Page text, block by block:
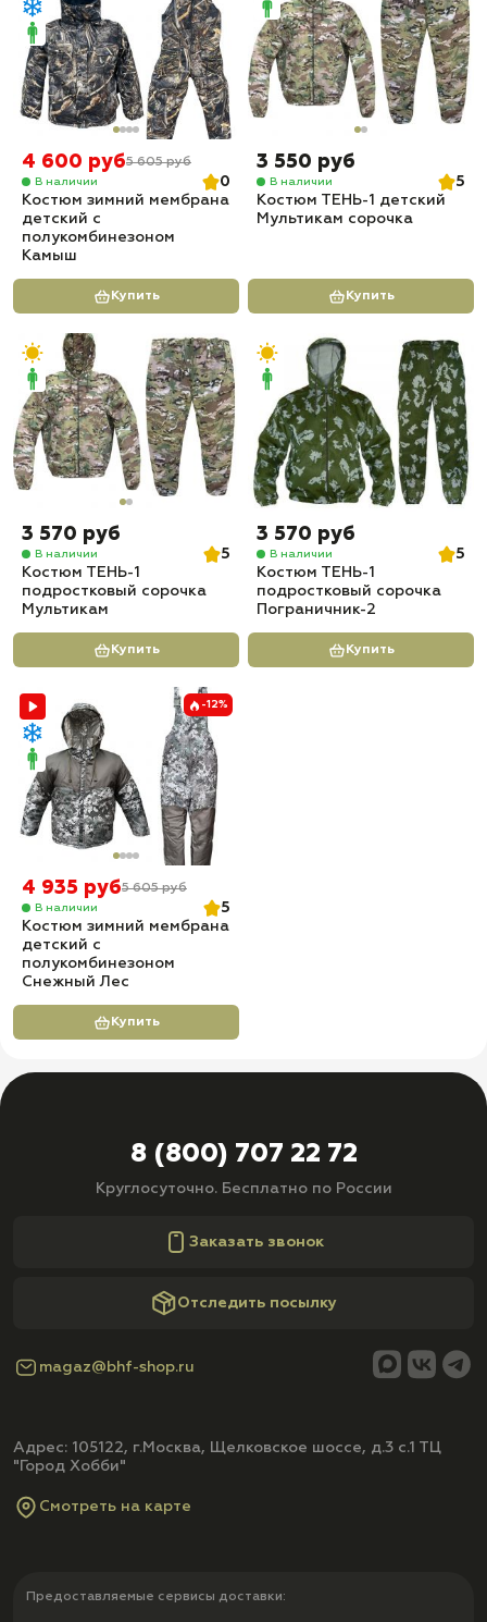
4 600 руб5 605 руб
В наличии
0
Костюм зимний мембрана
детский с
полукомбинезоном
Камыш
Купить
3 550 руб
В наличии
5
Костюм ТЕНЬ-1 детский
Мультикам сорочка
Купить
3 570 руб
В наличии
5
Костюм ТЕНЬ-1
подростковый сорочка
Мультикам
Купить
3 570 руб
В наличии
5
Костюм ТЕНЬ-1
подростковый сорочка
Пограничник-2
Купить
-12%
4 935 руб5 605 руб
В наличии
5
Костюм зимний мембрана
детский с
полукомбинезоном
Снежный Лес
Купить
8 (800) 707 22 72
Круглосуточно. Бесплатно по России
Заказать звонок
Отследить посылку
magaz@bhf-shop.ru
Адрес: 105122, г.Москва, Щелковское шоссе, д.3 с.1 ТЦ
"Город Хобби"
Смотреть на карте
Предоставляемые сервисы доставки: